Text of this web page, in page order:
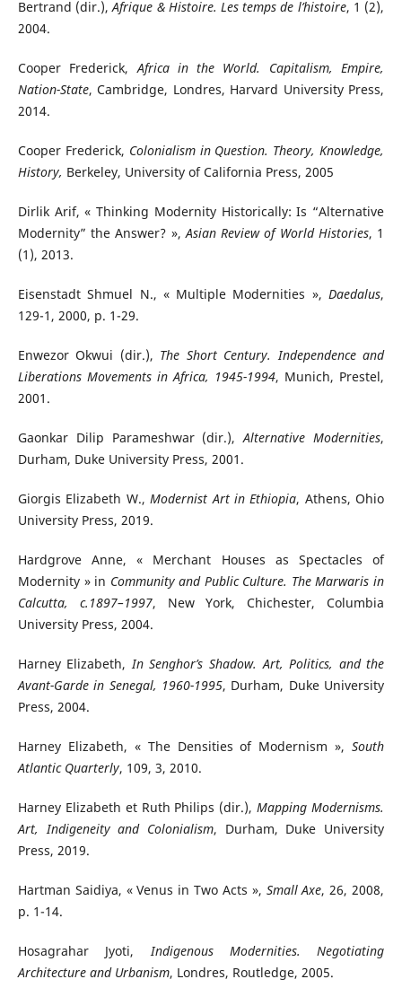
Bertrand (dir.),Afrique & Histoire.Les temps de l’histoire, 1 (2),
2004.
Cooper Frederick, Africa in the World. Capitalism, Empire,
Nation-State, Cambridge, Londres, Harvard University Press,
2014.
Cooper Frederick, Colonialism in Question. Theory, Knowledge,
History, Berkeley, University of California Press, 2005
Dirlik Arif, « Thinking Modernity Historically: Is “Alternative
Modernity” the Answer? », Asian Review of World Histories, 1
(1), 2013.
Eisenstadt Shmuel N., « Multiple Modernities »,Daedalus,
129-1, 2000, p. 1-29.
Enwezor Okwui (dir.), The Short Century. Independence and
Liberations Movements in Africa, 1945-1994, Munich, Prestel,
2001.
Gaonkar Dilip Parameshwar (dir.),Alternative Modernities,
Durham, Duke University Press, 2001.
Giorgis Elizabeth W.,Modernist Art in Ethiopia, Athens, Ohio
University Press, 2019.
Hardgrove Anne, « Merchant Houses as Spectacles of
Modernity » in Community and Public Culture. The Marwaris in
Calcutta, c.1897–1997, New York, Chichester, Columbia
University Press, 2004.
Harney Elizabeth, In Senghor’s Shadow. Art, Politics, and the
Avant-Garde in Senegal, 1960-1995, Durham, Duke University
Press, 2004.
Harney Elizabeth, « The Densities of Modernism »,South
Atlantic Quarterly, 109, 3, 2010.
Harney Elizabeth et Ruth Philips (dir.),Mapping Modernisms.
Art, Indigeneity and Colonialism, Durham, Duke University
Press, 2019.
Hartman Saidiya, « Venus in Two Acts », Small Axe, 26, 2008,
p. 1-14.
Hosagrahar Jyoti,Indigenous Modernities. Negotiating
Architecture and Urbanism, Londres, Routledge, 2005.